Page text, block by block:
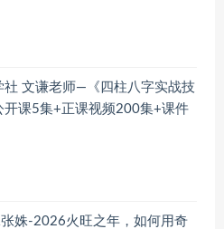
社 文谦老师—《四柱八字实战技
开课5集+正课视频200集+课件
姝-2026火旺之年，如何用奇